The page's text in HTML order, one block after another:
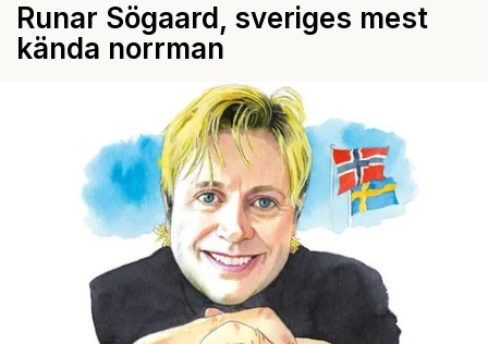
Runar Sögaard, sveriges mest
kända norrman